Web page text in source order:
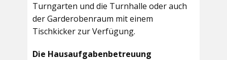
Turngarten und die Turnhalle oder auch
derGarderobenraum mit einem
Tischkicker zur Verfügung.
Die Hausaufgabenbetreuung